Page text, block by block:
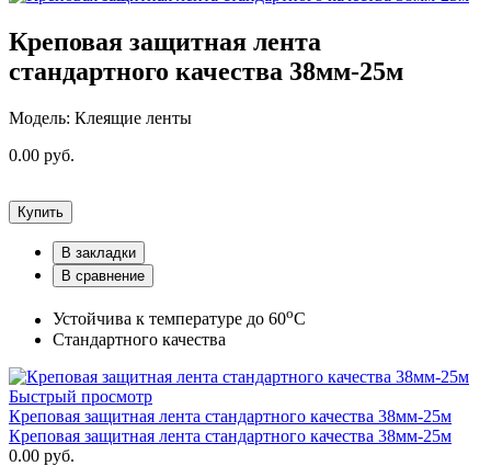
Креповая защитная лента
стандартного качества 38мм-25м
Модель: Клеящие ленты
0.00 руб.
Купить
В закладки
В сравнение
Устойчива к температуре до 60оС
Стандартного качества
Быстрый просмотр
Креповая защитная лента стандартного качества 38мм-25м
Креповая защитная лента стандартного качества 38мм-25м
0.00 руб.